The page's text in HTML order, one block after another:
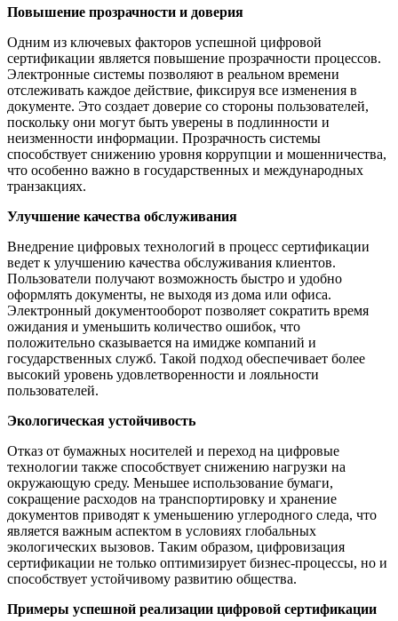
Повышение прозрачности и доверия
Одним из ключевых факторов успешной цифровой
сертификации является повышение прозрачности процессов.
Электронные системы позволяют в реальном времени
отслеживать каждое действие, фиксируя все изменения в
документе. Это создает доверие со стороны пользователей,
поскольку они могут быть уверены в подлинности и
неизменности информации. Прозрачность системы
способствует снижению уровня коррупции и мошенничества,
что особенно важно в государственных и международных
транзакциях.
Улучшение качества обслуживания
Внедрение цифровых технологий в процесс сертификации
ведет к улучшению качества обслуживания клиентов.
Пользователи получают возможность быстро и удобно
оформлять документы, не выходя из дома или офиса.
Электронный документооборот позволяет сократить время
ожидания и уменьшить количество ошибок, что
положительно сказывается на имидже компаний и
государственных служб. Такой подход обеспечивает более
высокий уровень удовлетворенности и лояльности
пользователей.
Экологическая устойчивость
Отказ от бумажных носителей и переход на цифровые
технологии также способствует снижению нагрузки на
окружающую среду. Меньшее использование бумаги,
сокращение расходов на транспортировку и хранение
документов приводят к уменьшению углеродного следа, что
является важным аспектом в условиях глобальных
экологических вызовов. Таким образом, цифровизация
сертификации не только оптимизирует бизнес-процессы, но и
способствует устойчивому развитию общества.
Примеры успешной реализации цифровой сертификации